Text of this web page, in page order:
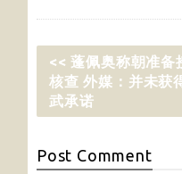
<< 蓬佩奥称朝准备
核查 外媒：并未获
武承诺
Post Comment